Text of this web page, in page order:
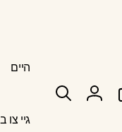
היים
גיי
סיין